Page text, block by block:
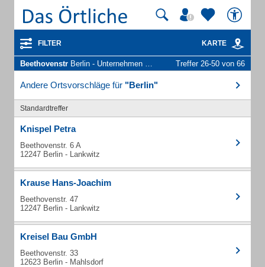
FILTER KARTE
Beethovenstr Berlin - Unternehmen und Personen Treffer 26-50 von 66
Andere Ortsvorschläge für "Berlin"
Standardtreffer
Knispel Petra
Beethovenstr. 6 A
12247 Berlin - Lankwitz
Krause Hans-Joachim
Beethovenstr. 47
12247 Berlin - Lankwitz
Kreisel Bau GmbH
Beethovenstr. 33
12623 Berlin - Mahlsdorf